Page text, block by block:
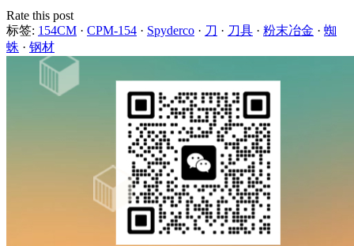
Rate this post
标签: 154CM · CPM-154 · Spyderco · 刀 · 刀具 · 粉末冶金 · 蜘
蛛 · 钢材